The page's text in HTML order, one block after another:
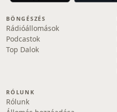
BÖNGÉSZÉS
Rádióállomások
Podcastok
Top Dalok
RÓLUNK
Rólunk